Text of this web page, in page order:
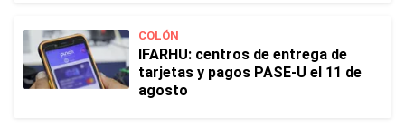
COLÓN
IFARHU: centros de entrega de
tarjetas y pagos PASE-U el 11 de
agosto